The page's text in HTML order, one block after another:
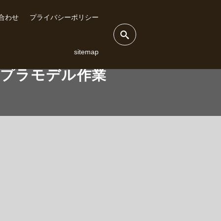
わせ プライバシーポリシー
sitemap
ラモデル作業